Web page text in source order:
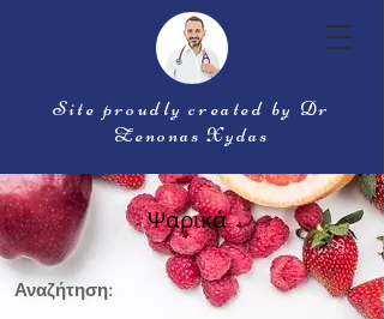
Site proudly created by Dr
Zenonas Xydas
Ψαρικά
Αναζήτηση: